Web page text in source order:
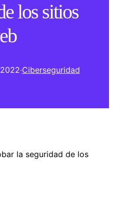
los sitios
·Ciberseguridad